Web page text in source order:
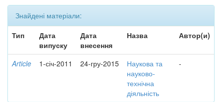
Знайдені матеріали:
Тип
Дата
випуску
Дата
внесення
Назва Автор(и)
Article 1-січ-2011 24-гру-2015
Наукова та
науково-
технічна
діяльність
-